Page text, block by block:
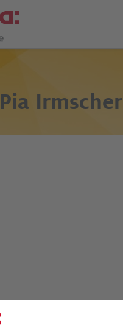
Pia Irmscher